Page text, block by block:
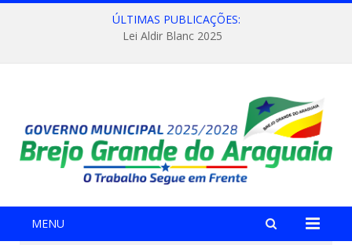
ÚLTIMAS PUBLICAÇÕES:
Lei Aldir Blanc 2025
MENU